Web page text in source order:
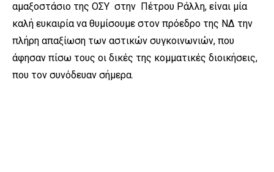
αμαξοστάσιο της ΟΣΥ στην Πέτρου Ράλλη, είναι μία
καλή ευκαιρία να θυμίσουμε στον πρόεδρο της ΝΔ την
πλήρη απαξίωση των αστικών συγκοινωνιών, που
άφησαν πίσω τους οι δικές της κομματικές διοικήσεις,
που τον συνόδευαν σήμερα.